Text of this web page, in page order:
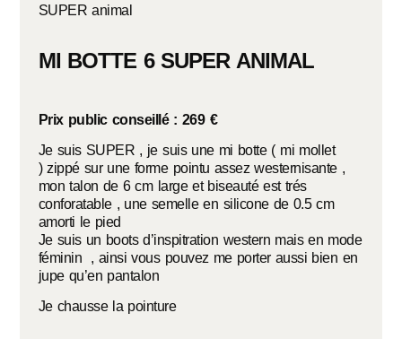
SUPER animal
MI BOTTE 6 SUPER ANIMAL
Prix public conseillé : 269 €
Je suis SUPER , je suis une mi botte ( mi mollet
) zippé sur une forme pointu assez westernisante ,
mon talon de 6 cm large et biseauté est trés
conforatable , une semelle en silicone de 0.5 cm
amorti le pied
Je suis un boots d’inspitration western mais en mode
féminin , ainsi vous pouvez me porter aussi bien en
jupe qu’en pantalon
Je chausse la pointure